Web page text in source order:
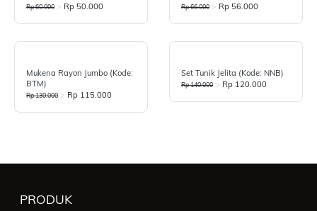
Rp 60.000 > Rp 50.000 Rp 66.000 > Rp 56.000
Mukena Rayon Jumbo (Kode:
BTM)
Rp 130.000 > Rp 115.000
Set Tunik Jelita (Kode: NNB)
Rp 140.000 > Rp 120.000
PRODUK